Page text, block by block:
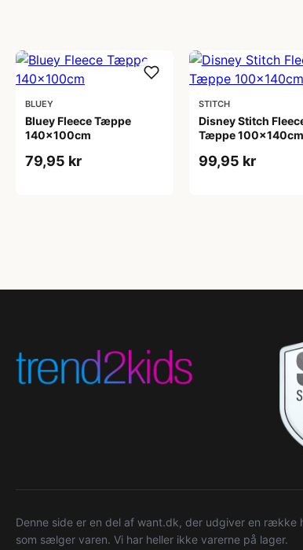
BLUEY
Bluey Fleece Tæppe
140x100cm
79,95 kr
STITCH
Disney Stitch
Tæppe 100x140cm
99,95 kr
Denne side er en del af want.dk, der udgiver en
som sælger varen. Vi har heller ikke varerne på lager.